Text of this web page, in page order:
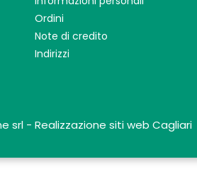
Ordini
Note di credito
Indirizzi
srl - Realizzazione siti web Cagliari